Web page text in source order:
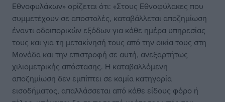
Εθνοφυλάκων» ορίζεται ότι: «Στους Εθνοφύλακες που
συμμετέχουν σε αποστολές, καταβάλλεται αποζημίωση
έναντι οδοιπορικών εξόδων για κάθε ημέρα υπηρεσίας
τους και για τη μετακίνησή τους από την οικία τους στη
Μονάδα και την επιστροφή σε αυτή, ανεξαρτήτως
χιλιομετρικής απόστασης. Η καταβαλλόμενη
αποζημίωση δεν εμπίπτει σε καμία κατηγορία
εισοδήματος, απαλλάσσεται από κάθε είδους φόρο ή